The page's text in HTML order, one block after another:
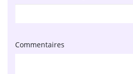
Commentaires